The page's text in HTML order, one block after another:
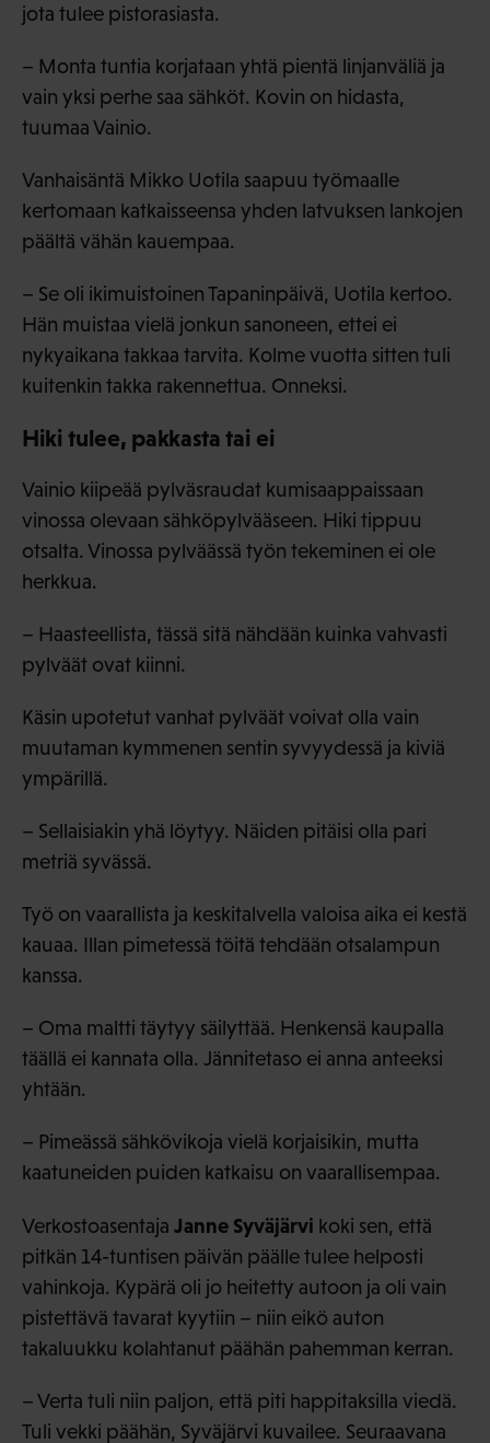
jota tulee pistorasiasta.
– Monta tuntia korjataan yhtä pientä linjanväliä ja
vain yksi perhe saa sähköt. Kovin on hidasta,
tuumaa Vainio.
Vanhaisäntä Mikko Uotila saapuu työmaalle
kertomaan katkaisseensa yhden latvuksen lankojen
päältä vähän kauempaa.
– Se oli ikimuistoinen Tapaninpäivä, Uotila kertoo.
Hän muistaa vielä jonkun sanoneen, ettei ei
nykyaikana takkaa tarvita. Kolme vuotta sitten tuli
kuitenkin takka rakennettua. Onneksi.
Hiki tulee, pakkasta tai ei
Vainio kiipeää pylväsraudat kumisaappaissaan
vinossa olevaan sähköpylvääseen. Hiki tippuu
otsalta. Vinossa pylväässä työn tekeminen ei ole
herkkua.
– Haasteellista, tässä sitä nähdään kuinka vahvasti
pylväät ovat kiinni.
Käsin upotetut vanhat pylväät voivat olla vain
muutaman kymmenen sentin syvyydessä ja kiviä
ympärillä.
– Sellaisiakin yhä löytyy. Näiden pitäisi olla pari
metriä syvässä.
Työ on vaarallista ja keskitalvella valoisa aika ei kestä
kauaa. Illan pimetessä töitä tehdään otsalampun
kanssa.
– Oma maltti täytyy säilyttää. Henkensä kaupalla
täällä ei kannata olla. Jännitetaso ei anna anteeksi
yhtään.
– Pimeässä sähkövikoja vielä korjaisikin, mutta
kaatuneiden puiden katkaisu on vaarallisempaa.
Verkostoasentaja Janne Syväjärvi koki sen, että
pitkän 14-tuntisen päivän päälle tulee helposti
vahinkoja. Kypärä oli jo heitetty autoon ja oli vain
pistettävä tavarat kyytiin – niin eikö auton
takaluukku kolahtanut päähän pahemman kerran.
– Verta tuli niin paljon, että piti happitaksilla viedä.
Tuli vekki päähän, Syväjärvi kuvailee. Seuraavana